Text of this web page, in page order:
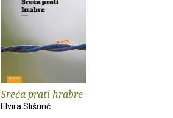
Sreća prati hrabre
Elvira Slišurić